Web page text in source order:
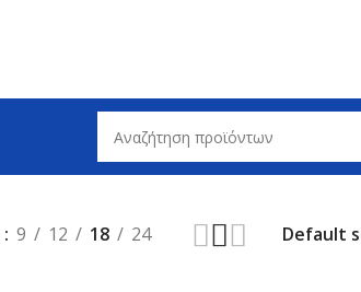
9 12 18 24